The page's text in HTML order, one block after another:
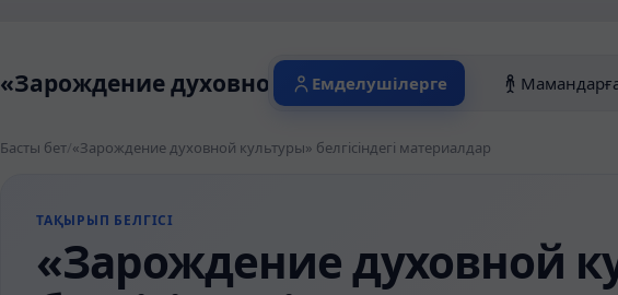
«Зарождение духовной культуры» белгісіндегі
Емделушілерге
Басты бет/«Зарождение духовной культуры» белгісіндегі материалдар
ТАҚЫРЫП БЕЛГІСІ
«Зарождение духовной